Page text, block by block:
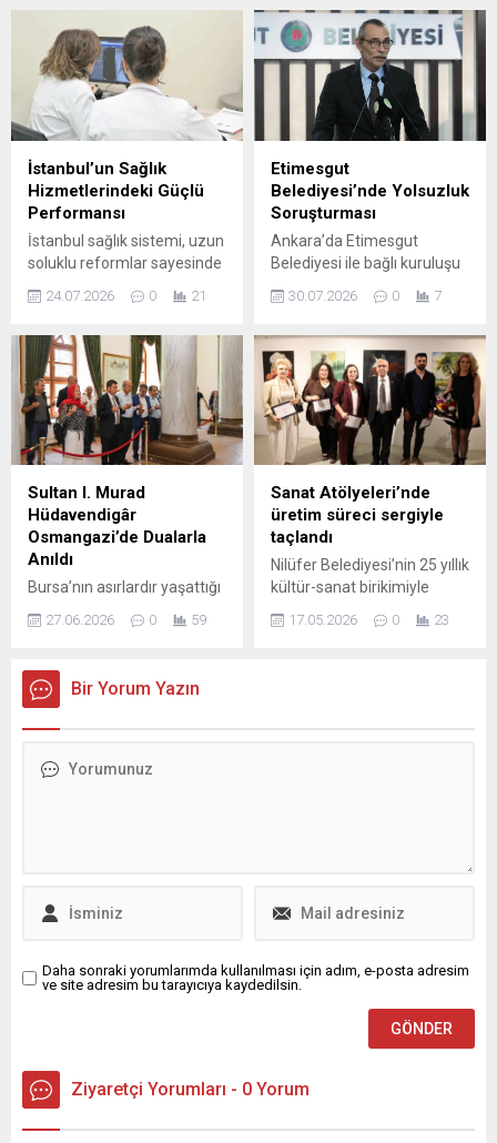
sürekli izlenmesini
sağlarken, halk sağlığını
önceleyen önleyici
politikaların da temelini
oluşturuyor. Bilimsel
ölçümler, kent yönetiminde
planlama, denetim ve karar
süreçlerine doğrudan
rehberlik ediyor. Nilüfer
yıllarını kapsayan hava
kirliliği...
koltuklarına oturarak
Bursa’nın geleceğine ilişkin
kararlar aldı. Başkan
Bozbey, “Ulu Önder Mustafa
Kemal Atatürk’ün
Cumhuriyet’i emanet ettiği
çocukları ve gençleri,
geleceğimiz olarak
görüyoruz. Kent yöneticileri
olarak çocuklarımıza kulak
vermeliyiz” dedi. 23...
İstanbul’un Sağlık
Hizmetlerindeki Güçlü
Performansı
İstanbul sağlık sistemi, uzun
soluklu reformlar sayesinde
dünyanın dört bir yanından
haline geldi. İl Sağlık Müdürü
Doç. Dr. Abdullah Emre
Güner, uygulanan sağlık
dönüşümüyle hizmet
kalitesinin ve erişimin
önemli ölçüde arttığını
belirtiyor. Güner, estetik ve
plastik cerrahiden
onkolojiye, ortopedi ve
genel...
24.07.2026 0 21
Etimesgut
Belediyesi’nde Yolsuzluk
Soruşturması
Ankara’da Etimesgut
Belediyesi ile bağlı kuruluşu
yürütülen soruşturma
gözaltına alındı.
Operasyonun, belediye ve
bazı birimlerdeki mali
işlemlerle ilgili usulsüzlük
iddialarını kapsadığı
belirtiliyor. Olayla bağlantılı
olarak Etimesgut Belediye
Başkanı Erdal
Beşikcioğlu’nun da adının
geçtiği kişiler hakkında
emniyet güçleri işlem
başlattı. Soruşturmanın
ayrıntılarıyla ilgili resmi...
30.07.2026 0 7
Sultan I. Murad
Hüdavendigâr
Osmangazi’de Dualarla
Anıldı
Bursa’nın asırlardır yaşattığı
tarih ve medeniyet mirası,
Osmangazi Belediyesi’nin
programla bir kez daha
gelecek nesillere taşındı.
yönetimindeki başarısı ve
Mahallesi’nde bulunan
27.06.2026 0 59
Sanat Atölyeleri’nde
üretim süreci sergiyle
taçlandı
Nilüfer Belediyesi’nin 25 yıllık
kültür-sanat birikimiyle
sürdürdüğü Sanat
Atölyeleri, yıl boyunca
farklı üsluplarda, çeşitli
17.05.2026 0 23
Bir Yorum Yazın
Daha sonraki yorumlarımda kullanılması için adım, e-posta adresim
ve site adresim bu tarayıcıya kaydedilsin.
Ziyaretçi Yorumları - 0 Yorum